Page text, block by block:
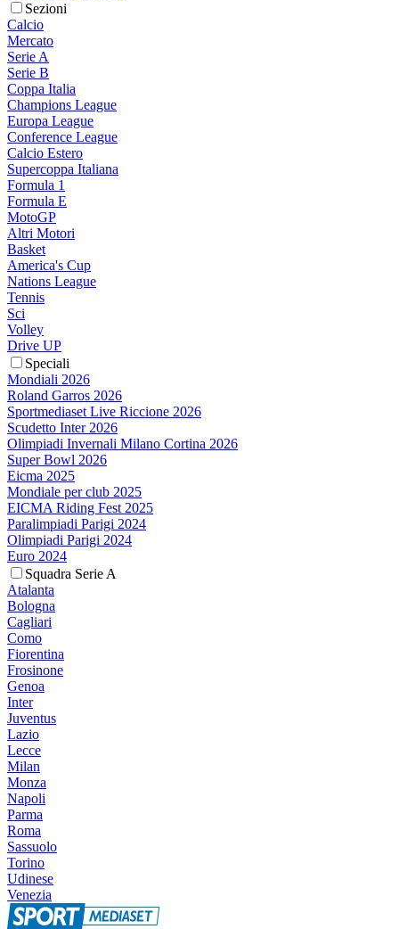
Sezioni
Calcio
Mercato
Serie A
Serie B
Coppa Italia
Champions League
Europa League
Conference League
Calcio Estero
Supercoppa Italiana
Formula 1
Formula E
MotoGP
Altri Motori
Basket
America's Cup
Nations League
Tennis
Sci
Volley
Drive UP
Speciali
Mondiali 2026
Roland Garros 2026
Sportmediaset Live Riccione 2026
Scudetto Inter 2026
Olimpiadi Invernali Milano Cortina 2026
Super Bowl 2026
Eicma 2025
Mondiale per club 2025
EICMA Riding Fest 2025
Paralimpiadi Parigi 2024
Olimpiadi Parigi 2024
Euro 2024
Squadra Serie A
Atalanta
Bologna
Cagliari
Como
Fiorentina
Frosinone
Genoa
Inter
Juventus
Lazio
Lecce
Milan
Monza
Napoli
Parma
Roma
Sassuolo
Torino
Udinese
Venezia